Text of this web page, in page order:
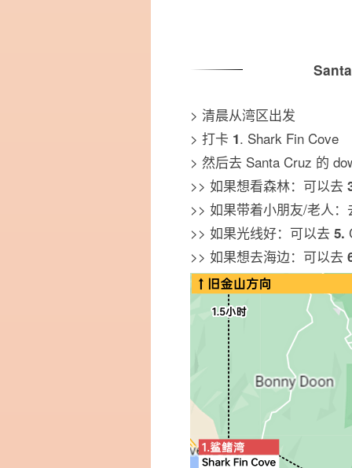
> 清晨从湾区出发
> 打卡 1. Shark Fin Cove
> 然后去 Santa Cruz 的
>> 如果想看森林：可以去
>> 如果带着小朋友/老人
>> 如果光线好：可以去 5.
>> 如果想去海边：可以去